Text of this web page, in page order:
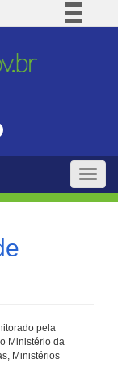
BR
Toggle
pela
Ministério da
Ministérios